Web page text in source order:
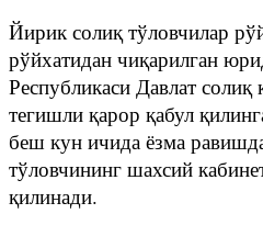
Йирик солиқ тўловчилар
рўйхатидан чиқарилган
Республикаси Давлат
тегишли қарор қабул
беш кун ичида ёзма
тўловчининг шахсий
қилинади.